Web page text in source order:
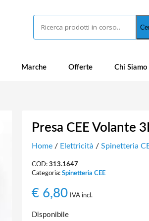
Marche Offerte Chi Siamo
Presa CEE Volante
Home/ Elettricità / Spinetteria
COD: 313.1647
Categoria: Spinetteria CEE
€6,80 IVA incl.
Disponibile